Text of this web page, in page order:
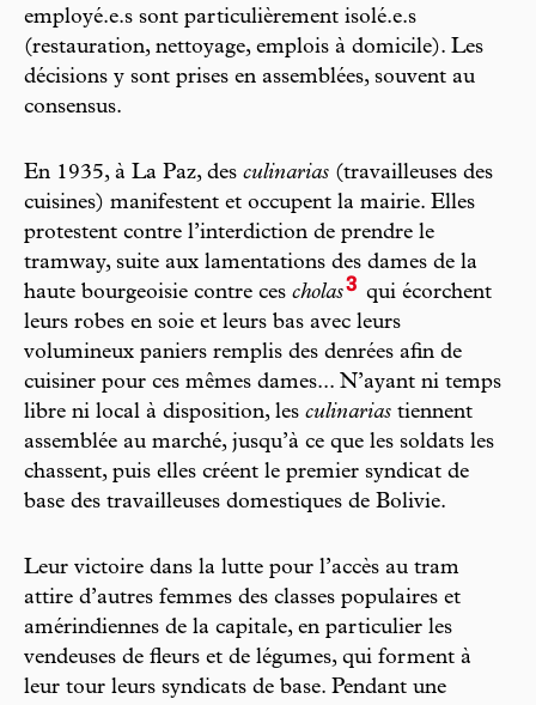
employé.e.s sont particulièrement isolé.e.s
(restauration, nettoyage, emplois à domicile). Les
décisions y sont prises en assemblées, souvent au
consensus.
En 1935, à La Paz, des culinarias (travailleuses des
cuisines) manifestent et occupent la mairie. Elles
protestent contre l’interdiction de prendre le
tramway, suite aux lamentations des dames de la
haute bourgeoisie contre ces cholas3 qui écorchent
leurs robes en soie et leurs bas avec leurs
volumineux paniers remplis des denrées afin de
cuisiner pour ces mêmes dames... N’ayant ni temps
libre ni local à disposition, les culinarias tiennent
assemblée au marché, jusqu’à ce que les soldats les
chassent, puis elles créent le premier syndicat de
base des travailleuses domestiques de Bolivie.
Leur victoire dans la lutte pour l’accès au tram
attire d’autres femmes des classes populaires et
amérindiennes de la capitale, en particulier les
vendeuses de fleurs et de légumes, qui forment à
leur tour leurs syndicats de base. Pendant une